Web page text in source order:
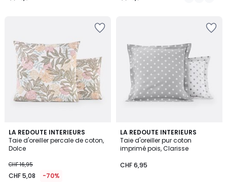
LA REDOUTE INTERIEURS
Taie d'oreiller percale de coton,
Dolce
CHF 16,95
CHF 5,08 -70%
4,7
/ 5
LA REDOUTE INTERIEURS
Taie d'oreiller pur coton
imprimé pois, Clarisse
CHF 6,95
4,3
/ 5
5
Couleurs